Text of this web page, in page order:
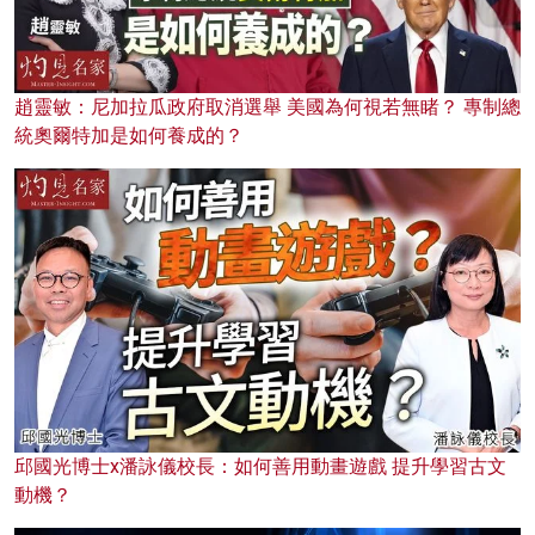
趙靈敏：尼加拉瓜政府取消選舉 美國為何視若無睹？ 專制總
統奧爾特加是如何養成的？
邱國光博士x潘詠儀校長：如何善用動畫遊戲 提升學習古文
動機？